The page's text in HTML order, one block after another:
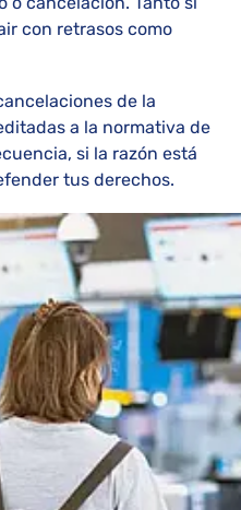
con retrasos como
de la
a la normativa de
si la razón está
tus derechos.